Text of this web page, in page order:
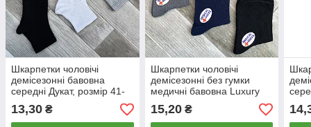
Шкарпетки чоловічі
демісезонні бавовна
середні Дукат, розмір 41-
45, асорті, 703
13,30 ₴
Шкарпетки чоловічі
демісезонні без гумки
медичні бавовна Luxury
Brand, розмір 41-45,
асорті, 02543
15,20₴
45,